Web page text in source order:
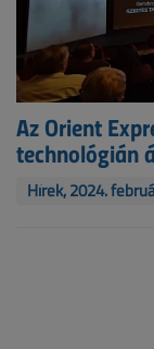
Az Orient
technológián
Hírek, 2024.